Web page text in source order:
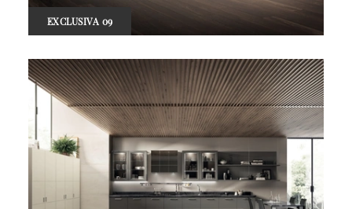
EXCLUSIVA 09